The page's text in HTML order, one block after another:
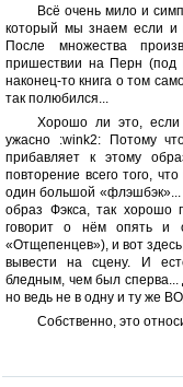
Всё очень мило и
который мы знаем если и
После множества
пришествии на Перн (под
наконец-то книга о том
так полюбился...
Хорошо ли это,
ужасно :wink2: Потому
прибавляет к этому
повторение всего того,
один большой
образ Фэкса, так хорошо
говорит о нём опять и
«Отщепенцев»), и вот
вывести на сцену. И
бледным, чем был
но ведь не в одну и ту же
Собственно, это